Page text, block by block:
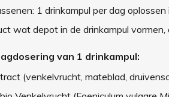
1 drinkampul per dag
wat depot in de drinkampul
van 1 drinkampul:
(venkelvrucht, mateblad,